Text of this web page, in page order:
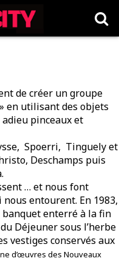
de créer un groupe
en utilisant des objets
pinceaux et
Spoerri, Tinguely et
Deschamps puis
… et nous font
entourent. En 1983,
enterré à la fin
Déjeuner sous l’herbe
vestiges conservés aux
d’œuvres des Nouveaux